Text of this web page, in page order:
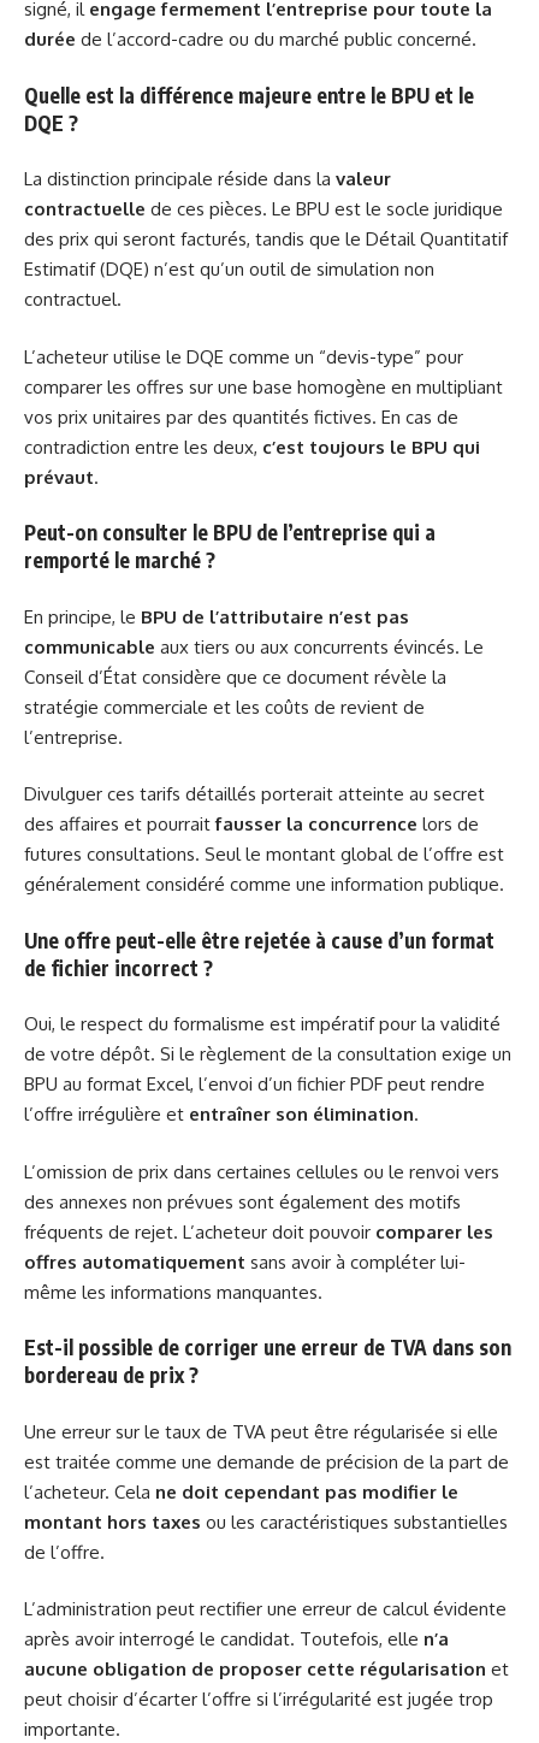
signé, il engage fermement l’entreprise pour toute la
durée de l’accord-cadre ou du marché public concerné.
Quelle est la différence majeure entre le BPU et le
DQE ?
La distinction principale réside dans la valeur
contractuelle de ces pièces. Le BPU est le socle juridique
des prix qui seront facturés, tandis que le Détail Quantitatif
Estimatif (DQE) n’est qu’un outil de simulation non
contractuel.
L’acheteur utilise le DQE comme un “devis-type” pour
comparer les offres sur une base homogène en multipliant
vos prix unitaires par des quantités fictives. En cas de
contradiction entre les deux, c’est toujours le BPU qui
prévaut.
Peut-on consulter le BPU de l’entreprise qui a
remporté le marché ?
En principe, le BPU de l’attributaire n’est pas
communicable aux tiers ou aux concurrents évincés. Le
Conseil d’État considère que ce document révèle la
stratégie commerciale et les coûts de revient de
l’entreprise.
Divulguer ces tarifs détaillés porterait atteinte au secret
des affaires et pourraitfausser la concurrence lors de
futures consultations. Seul le montant global de l’offre est
généralement considéré comme une information publique.
Une offre peut-elle être rejetée à cause d’un format
de fichier incorrect ?
Oui, le respect du formalisme est impératif pour la validité
de votre dépôt. Si le règlement de la consultation exige un
BPU au format Excel, l’envoi d’un fichier PDF peut rendre
l’offre irrégulière et entraîner son élimination.
L’omission de prix dans certaines cellules ou le renvoi vers
des annexes non prévues sont également des motifs
fréquents de rejet. L’acheteur doit pouvoir comparer les
offres automatiquement sans avoir à compléter lui-
même les informations manquantes.
Est-il possible de corriger une erreur de TVA dans son
bordereau de prix ?
Une erreur sur le taux de TVA peut être régularisée si elle
est traitée comme une demande de précision de la part de
l’acheteur. Cela ne doit cependant pas modifier le
montant hors taxes ou les caractéristiques substantielles
de l’offre.
L’administration peut rectifier une erreur de calcul évidente
après avoir interrogé le candidat. Toutefois, elle n’a
aucune obligation de proposer cette régularisation et
peut choisir d’écarter l’offre si l’irrégularité est jugée trop
importante.